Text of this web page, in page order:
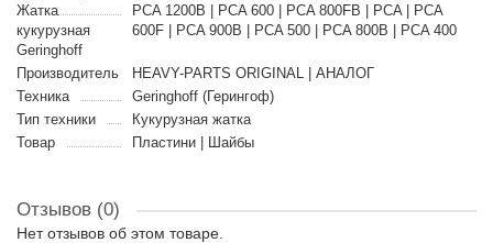
Жатка
кукурузная
Geringhoff
PCA 1200B | PCA 600 | PCA 800FB | PCA | PCA
600F | PCA 900B | PCA 500 | PCA 800B | PCA 400
Производитель
HEAVY-PARTS ORIGINAL | АНАЛОГ
Техника
Geringhoff (Герингоф)
Тип техники
Кукурузная жатка
Товар
Пластини | Шайбы
Отзывов (0)
Нет отзывов об этом товаре.